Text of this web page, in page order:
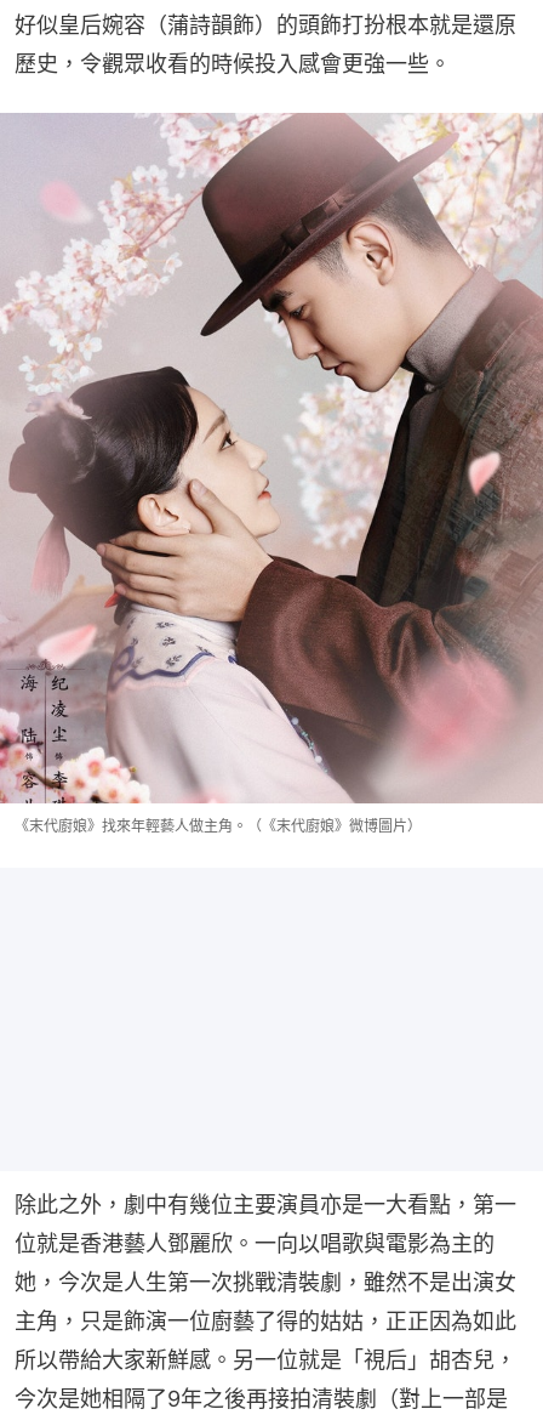
好似皇后婉容（蒲詩韻飾）的頭飾打扮根本就是還原
歷史，令觀眾收看的時候投入感會更強一些。
《末代廚娘》找來年輕藝人做主角。（《末代廚娘》微博圖片）
除此之外，劇中有幾位主要演員亦是一大看點，第一
位就是香港藝人鄧麗欣。一向以唱歌與電影為主的
她，今次是人生第一次挑戰清裝劇，雖然不是出演女
主角，只是飾演一位廚藝了得的姑姑，正正因為如此
所以帶給大家新鮮感。另一位就是「視后」胡杏兒，
今次是她相隔了9年之後再接拍清裝劇（對上一部是